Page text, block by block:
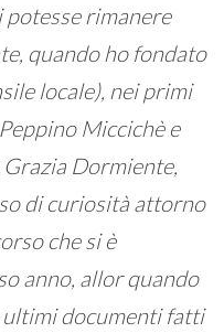
potesse rimanere
quando ho fondato
locale), nei primi
Miccichè e
Dormiente,
di curiosità attorno
che si è
anno, allor quando
documenti fatti